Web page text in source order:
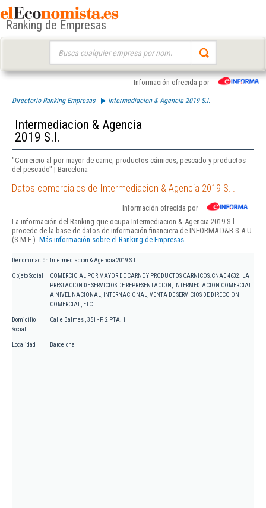
Ranking de Empresas
Información ofrecida por
Directorio Ranking Empresas Intermediacion & Agencia 2019 S.l.
Intermediacion & Agencia
2019 S.l.
"Comercio al por mayor de carne, productos cárnicos; pescado y productos
del pescado" | Barcelona
Datos comerciales de Intermediacion & Agencia 2019 S.l.
Información ofrecida por
La información del Ranking que ocupa Intermediacion & Agencia 2019 S.l.
procede de la base de datos de información financiera de INFORMA D&B S.A.U.
(S.M.E.). Más información sobre el Ranking de Empresas.
Denominación Intermediacion & Agencia 2019 S.l.
Objeto Social
COMERCIO AL POR MAYOR DE CARNE Y PRODUCTOS CARNICOS.CNAE 4632. LA
PRESTACION DE SERVICIOS DE REPRESENTACION, INTERMEDIACION COMERCIAL
A NIVEL NACIONAL, INTERNACIONAL, VENTA DE SERVICIOS DE DIRECCION
COMERCIAL, ETC.
Domicilio
Social
Calle Balmes , 351 - P. 2 PTA. 1
Localidad Barcelona